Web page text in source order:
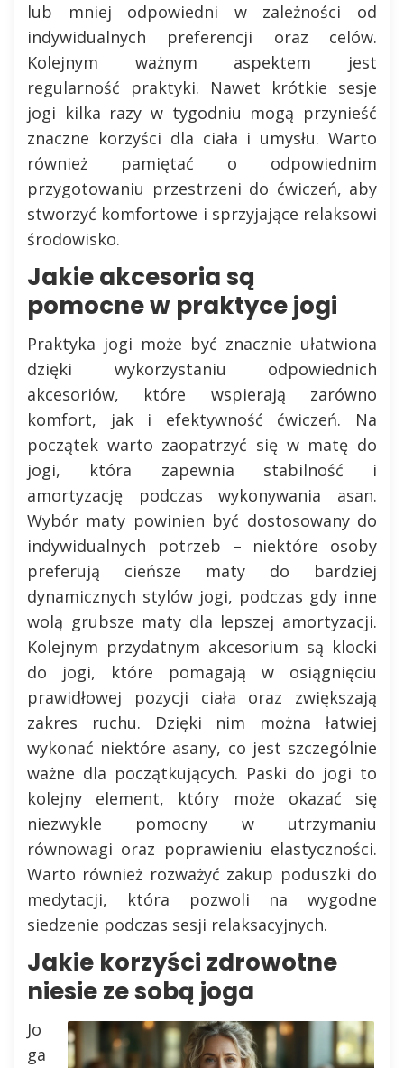
lub mniej odpowiedni w zależności od
indywidualnych preferencji oraz celów.
Kolejnym ważnym aspektem jest
regularność praktyki. Nawet krótkie sesje
jogi kilka razy w tygodniu mogą przynieść
znaczne korzyści dla ciała i umysłu. Warto
również pamiętać o odpowiednim
przygotowaniu przestrzeni do ćwiczeń, aby
stworzyć komfortowe i sprzyjające relaksowi
środowisko.
Jakie akcesoria są
pomocne w praktyce jogi
Praktyka jogi może być znacznie ułatwiona
dzięki wykorzystaniu odpowiednich
akcesoriów, które wspierają zarówno
komfort, jak i efektywność ćwiczeń. Na
początek warto zaopatrzyć się w matę do
jogi, która zapewnia stabilność i
amortyzację podczas wykonywania asan.
Wybór maty powinien być dostosowany do
indywidualnych potrzeb – niektóre osoby
preferują cieńsze maty do bardziej
dynamicznych stylów jogi, podczas gdy inne
wolą grubsze maty dla lepszej amortyzacji.
Kolejnym przydatnym akcesorium są klocki
do jogi, które pomagają w osiągnięciu
prawidłowej pozycji ciała oraz zwiększają
zakres ruchu. Dzięki nim można łatwiej
wykonać niektóre asany, co jest szczególnie
ważne dla początkujących. Paski do jogi to
kolejny element, który może okazać się
niezwykle pomocny w utrzymaniu
równowagi oraz poprawieniu elastyczności.
Warto również rozważyć zakup poduszki do
medytacji, która pozwoli na wygodne
siedzenie podczas sesji relaksacyjnych.
Jakie korzyści zdrowotne
niesie ze sobą joga
Jo
ga